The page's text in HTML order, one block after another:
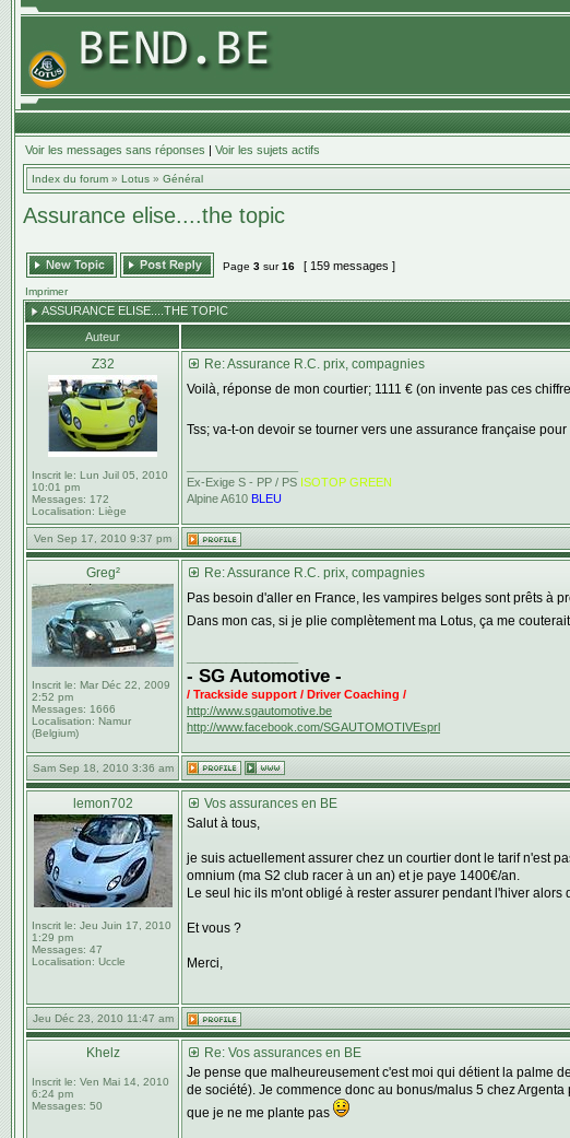
Voir les messages sans réponses | Voir les sujets actifs
Index du forum » Lotus » Général
Assurance elise....the topic
Page 3 sur16 [ 159 messages ]
Imprimer
ASSURANCE ELISE....THE TOPIC
Auteur
Z32
Inscrit le: Lun Juil 05, 2010
10:01 pm
Messages: 172
Localisation: Liège
Re: Assurance R.C. prix, compagnies
Voilà, réponse de mon courtier; 1111 € (on invente pas ces
Tss; va-t-on devoir se tourner vers une assurance française
Ex-Exige S - PP / PS ISOTOP GREEN
Alpine A610 BLEU
Ven Sep 17, 2010 9:37 pm
Greg²
Inscrit le: Mar Déc 22, 2009
2:52 pm
Messages: 1666
Localisation: Namur
(Belgium)
Re: Assurance R.C. prix, compagnies
Pas besoin d'aller en France, les vampires belges sont prêts à
Dans mon cas, si je plie complètement ma Lotus, ça me
- SG Automotive -
/ Trackside support / Driver Coaching /
http://www.sgautomotive.be
http://www.facebook.com/SGAUTOMOTIVEsprl
Sam Sep 18, 2010 3:36 am
lemon702
Inscrit le: Jeu Juin 17, 2010
1:29 pm
Messages: 47
Localisation: Uccle
Vos assurances en BE
Salut à tous,
je suis actuellement assurer chez un courtier dont le tarif n'est
omnium (ma S2 club racer à un an) et je paye 1400€/an.
Le seul hic ils m'ont obligé à rester assurer pendant l'hiver
Et vous ?
Merci,
Jeu Déc 23, 2010 11:47 am
Khelz
Inscrit le: Ven Mai 14, 2010
6:24 pm
Messages: 50
Re: Vos assurances en BE
Je pense que malheureusement c'est moi qui détient la palme
de société). Je commence donc au bonus/malus 5 chez
que je ne me plante pas